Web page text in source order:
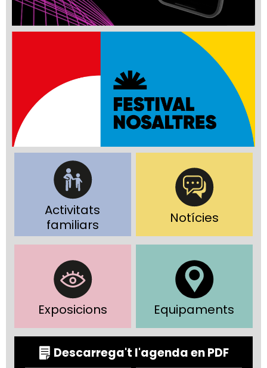
Activitats
familiars
Notícies
Exposicions Equipaments
Descarrega't l'agenda en PDF